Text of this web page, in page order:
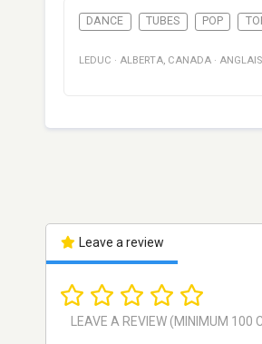
DANCE TUBES POP
LEDUC · ALBERTA, CANADA · ANGLAIS
Leave a review